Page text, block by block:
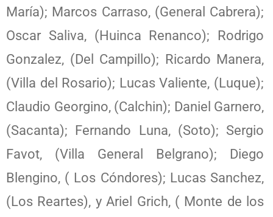
María); Marcos Carraso, (General Cabrera);
Oscar Saliva, (Huinca Renanco); Rodrigo
Gonzalez, (Del Campillo); Ricardo Manera,
(Villa del Rosario); Lucas Valiente, (Luque);
Claudio Georgino, (Calchin); Daniel Garnero,
(Sacanta); Fernando Luna, (Soto); Sergio
Favot, (Villa General Belgrano); Diego
Blengino, ( Los Cóndores); Lucas Sanchez,
(Los Reartes), y Ariel Grich, ( Monte de los